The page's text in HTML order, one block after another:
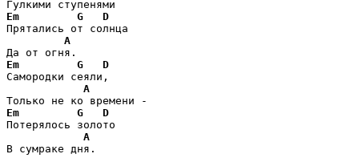
Em
G
D
Прятались от солнца
A
Em
G
D
Самородки сеяли,
A
Em
G
D
Потерялось золото
A
В сумраке дня.